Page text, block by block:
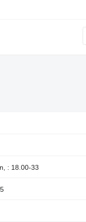
: 18.00-33